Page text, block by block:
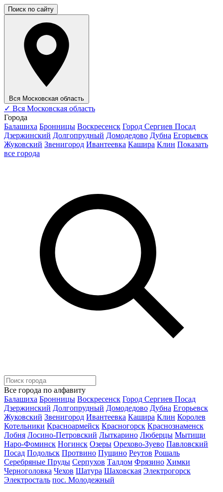
Поиск по сайту
Вся Московская область
✓ Вся Московская область
Города
Балашиха Бронницы Воскресенск Город Сергиев Посад
Дзержинский Долгопрудный Домодедово Дубна Егорьевск
Жуковский Звенигород Ивантеевка Кашира Клин Показать
все города
Все города по алфавиту
Балашиха Бронницы Воскресенск Город Сергиев Посад
Дзержинский Долгопрудный Домодедово Дубна Егорьевск
Жуковский Звенигород Ивантеевка Кашира Клин Королев
Котельники Красноармейск Красногорск Краснознаменск
Лобня Лосино-Петровский Лыткарино Люберцы Мытищи
Наро-Фоминск Ногинск Озеры Орехово-Зуево Павловский
Посад Подольск Протвино Пущино Реутов Рошаль
Серебряные Пруды Серпухов Талдом Фрязино Химки
Черноголовка Чехов Шатура Шаховская Электрогорск
Электросталь пос. Молодежный